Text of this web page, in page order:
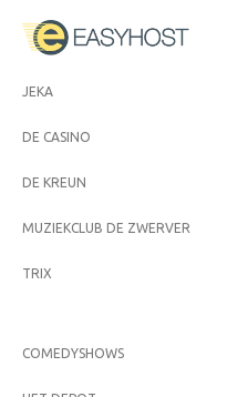
JEKA
DE CASINO
DE KREUN
MUZIEKCLUB DE ZWERVER
TRIX
COMEDYSHOWS